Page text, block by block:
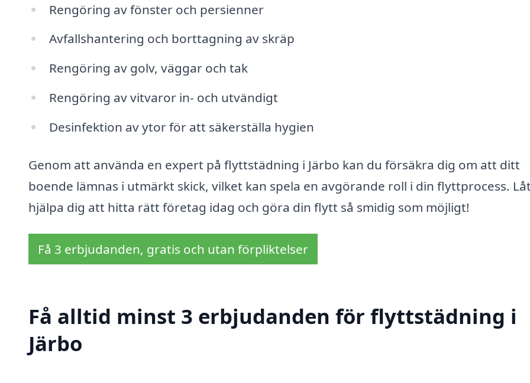
Rengöring av fönster och persienner
Avfallshantering och borttagning av skräp
Rengöring av golv, väggar och tak
Rengöring av vitvaror in- och utvändigt
Desinfektion av ytor för att säkerställa hygien
Genom att använda en expert på flyttstädning i Järbo kan du försäkra dig om att ditt
boende lämnas i utmärkt skick, vilket kan spela en avgörande roll i din flyttprocess.
hjälpa dig att hitta rätt företag idag och göra din flytt så smidig som möjligt!
Få 3 erbjudanden, gratis och utan förpliktelser
Få alltid minst 3 erbjudanden för flyttstädning i
Järbo